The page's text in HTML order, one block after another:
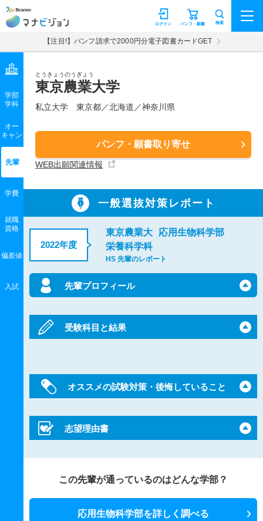
マナビジョン パンフ・願書
ログイン 検索
【注目!】パンフ請求で2000円分電子図書カードGET
とうきょうのうぎょう
東京農業大学
私立大学 東京都／北海道／神奈川県
パンフ・願書取り寄せ
WEB出願関連情報
学部
学科
オー
キャン
先輩
学費
就職
資格
偏差値
入試
一般選抜対策レポート
2022年度
東京農業大
応用生物科学部
栄養科学科
HS 先輩のレポート
先輩プロフィール
受験科目と結果
オススメの試験対策・後悔していること
志望理由書
この先輩が通っているのはどんな学部？
応用生物科学部を詳しく調べる